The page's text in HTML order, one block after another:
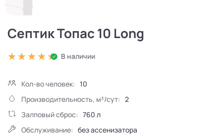
Септик Топас 10 Long
В наличии
Кол-во человек: 10
Производительность, м³/сут: 2
Залповый сброс: 760 л
Обслуживание: без ассенизатора